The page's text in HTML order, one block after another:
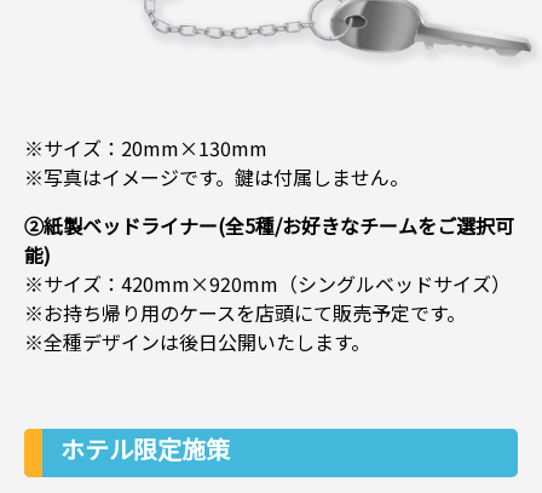
※サイズ：20mm×130mm
※写真はイメージです。鍵は付属しません。
②紙製ベッドライナー(全5種/お好きなチームをご選択可
能)
※サイズ：420mm×920mm（シングルベッドサイズ）
※お持ち帰り用のケースを店頭にて販売予定です。
※全種デザインは後日公開いたします。
ホテル限定施策